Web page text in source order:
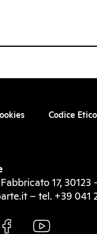
Codice Etico
17, 30123
– tel. +39 041